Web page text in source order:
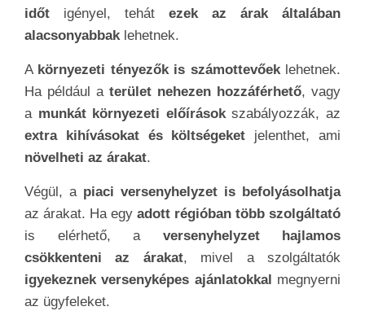
időt igényel, tehát ezek az árak általában
alacsonyabbak lehetnek.
A környezeti tényezők is számottevőek lehetnek.
Ha például a terület nehezen hozzáférhető, vagy
a munkát környezeti előírásokszabályozzák, az
extra kihívásokat és költségeket jelenthet, ami
növelheti az árakat.
Végül, a piaci versenyhelyzet is befolyásolhatja
az árakat. Ha egy adott régióban több szolgáltató
is elérhető, a versenyhelyzet hajlamos
csökkenteni az árakat, mivel a szolgáltatók
igyekeznek versenyképes ajánlatokkal megnyerni
az ügyfeleket.